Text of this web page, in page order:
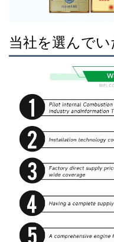
当社を選んで